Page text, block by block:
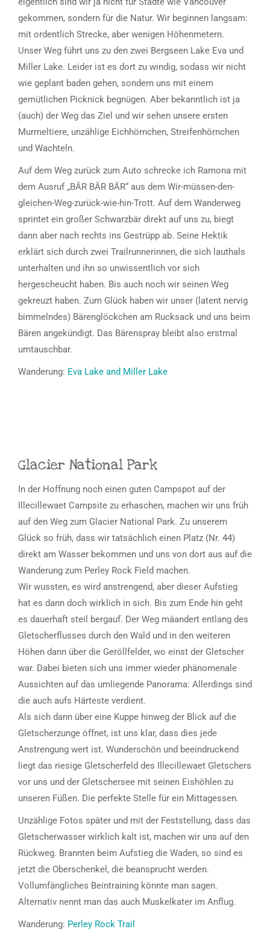
gekommen, sondern für die Natur. Wir beginnen langsam:
mit ordentlich Strecke, aber wenigen Höhenmetern.
Unser Weg führt uns zu den zwei Bergseen Lake Eva und
Miller Lake. Leider ist es dort zu windig, sodass wir nicht
wie geplant baden gehen, sondern uns mit einem
gemütlichen Picknick begnügen. Aber bekanntlich ist ja
(auch) der Weg das Ziel und wir sehen unsere ersten
Murmeltiere, unzählige Eichhörnchen, Streifenhörnchen
und Wachteln.
Auf dem Weg zurück zum Auto schrecke ich Ramona mit
dem Ausruf „BÄR BÄR BÄR“ aus dem Wir-müssen-den-
gleichen-Weg-zurück-wie-hin-Trott. Auf dem Wanderweg
sprintet ein großer Schwarzbär direkt auf uns zu, biegt
dann aber nach rechts ins Gestrüpp ab. Seine Hektik
erklärt sich durch zwei Trailrunnerinnen, die sich lauthals
unterhalten und ihn so unwissentlich vor sich
hergescheucht haben. Bis auch noch wir seinen Weg
gekreuzt haben. Zum Glück haben wir unser (latent nervig
bimmelndes) Bärenglöckchen am Rucksack und uns beim
Bären angekündigt. Das Bärenspray bleibt also erstmal
umtauschbar.
Wanderung: Eva Lake and Miller Lake
Glacier National Park
In der Hoffnung noch einen guten Campspot auf der
Illecillewaet Campsite zu erhaschen, machen wir uns früh
auf den Weg zum Glacier National Park. Zu unserem
Glück so früh, dass wir tatsächlich einen Platz (Nr. 44)
direkt am Wasser bekommen und uns von dort aus auf die
Wanderung zum Perley Rock Field machen.
Wir wussten, es wird anstrengend, aber dieser Aufstieg
hat es dann doch wirklich in sich. Bis zum Ende hin geht
es dauerhaft steil bergauf. Der Weg mäandert entlang des
Gletscherflusses durch den Wald und in den weiteren
Höhen dann über die Geröllfelder, wo einst der Gletscher
war. Dabei bieten sich uns immer wieder phänomenale
Aussichten auf das umliegende Panorama: Allerdings sind
die auch aufs Härteste verdient.
Als sich dann über eine Kuppe hinweg der Blick auf die
Gletscherzunge öffnet, ist uns klar, dass dies jede
Anstrengung wert ist. Wunderschön und beeindruckend
liegt das riesige Gletscherfeld des Illecillewaet Gletschers
vor uns und der Gletschersee mit seinen Eishöhlen zu
unseren Füßen. Die perfekte Stelle für ein Mittagessen.
Unzählige Fotos später und mit der Feststellung, dass das
Gletscherwasser wirklich kalt ist, machen wir uns auf den
Rückweg. Brannten beim Aufstieg die Waden, so sind es
jetzt die Oberschenkel, die beansprucht werden.
Vollumfängliches Beintraining könnte man sagen.
Alternativ nennt man das auch Muskelkater im Anflug.
Wanderung: Perley Rock Trail